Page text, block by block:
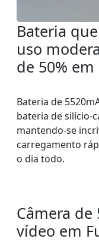
Bateria
uso
de 50%
Bateria de
bateria de silício-
mantendo-se
carregamento
o dia todo.
Câmera de
vídeo em